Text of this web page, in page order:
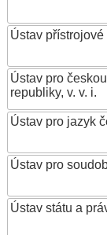
Ústav
Ústav pro
republiky, v. v. i.
Ústav pro jazyk
Ústav pro
Ústav státu a